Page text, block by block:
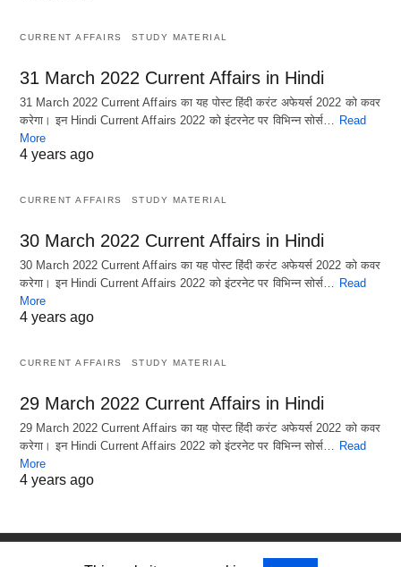
CURRENT AFFAIRS STUDY MATERIAL
31 March 2022 Current Affairs in Hindi
31 March 2022 Current Affairs का यह पोस्ट हिंदी करंट अफेयर्स 2022 को कवर
करेगा। इन Hindi Current Affairs 2022 को इंटरनेट पर विभिन्न सोर्स…
Read
More
4 years ago
CURRENT AFFAIRS STUDY MATERIAL
30 March 2022 Current Affairs in Hindi
30 March 2022 Current Affairs का यह पोस्ट हिंदी करंट अफेयर्स 2022 को कवर
करेगा। इन Hindi Current Affairs 2022 को इंटरनेट पर विभिन्न सोर्स…
Read
More
4 years ago
CURRENT AFFAIRS STUDY MATERIAL
29 March 2022 Current Affairs in Hindi
29 March 2022 Current Affairs का यह पोस्ट हिंदी करंट अफेयर्स 2022 को कवर
करेगा। इन Hindi Current Affairs 2022 को इंटरनेट पर विभिन्न सोर्स…
Read
More
4 years ago